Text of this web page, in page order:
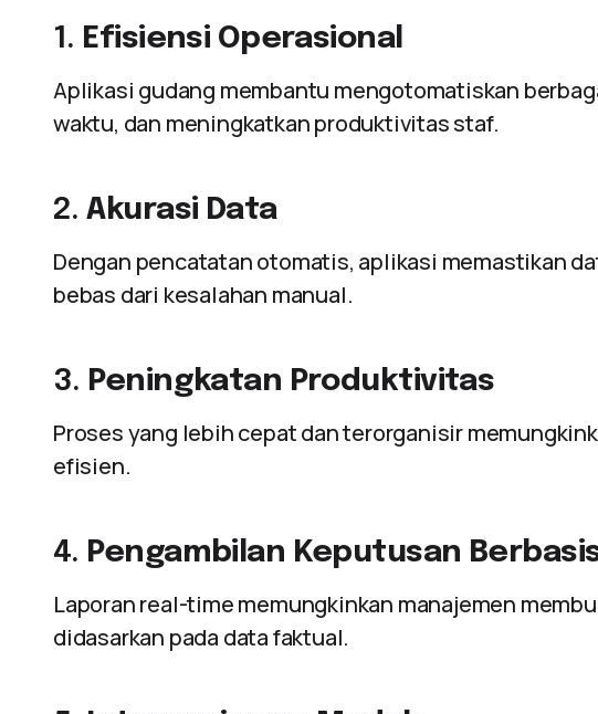
1. Efisiensi Operasional
Aplikasi gudang membantu mengotomatiskan
waktu, dan meningkatkan produktivitas staf.
2.Akurasi Data
Dengan pencatatan otomatis, aplikasi memastikan
bebas dari kesalahan manual.
3. Peningkatan Produktivitas
Proses yang lebih cepat dan terorganisir
efisien.
4. Pengambilan Keputusan
Laporan real-time memungkinkan manajemen
didasarkan pada data faktual.